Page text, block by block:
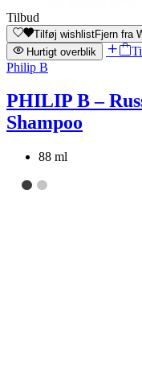
Tilbud
Tilføj wishlistFjern fra
Hurtigt overblik
Philip B
PHILIP B –
Shampoo
88 ml